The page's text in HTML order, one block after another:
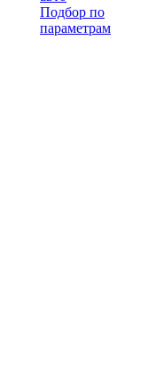
Подбор по
параметрам